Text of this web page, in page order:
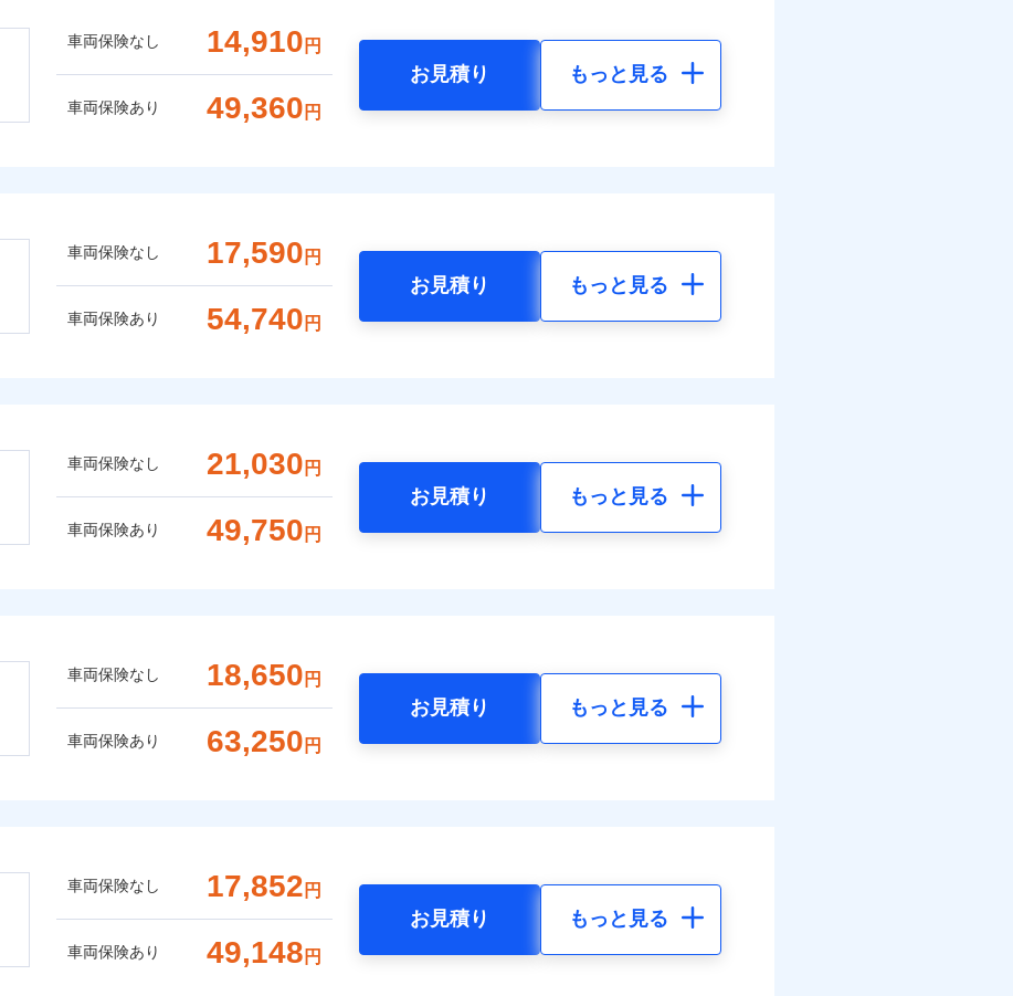
車両保険なし 14,910 円
車両保険あり 49,360 円
お見積り もっと見る
車両保険なし 17,590 円
車両保険あり 54,740 円
お見積り もっと見る
車両保険なし 21,030 円
車両保険あり 49,750 円
お見積り もっと見る
車両保険なし 18,650 円
車両保険あり 63,250 円
お見積り もっと見る
車両保険なし 17,852 円
車両保険あり 49,148 円
お見積り もっと見る